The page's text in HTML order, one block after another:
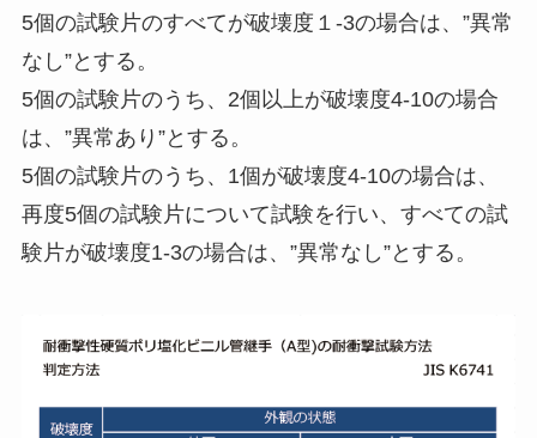
5個の試験片のすべてが破壊度１-3の場合は、”異常
なし”とする。
5個の試験片のうち、2個以上が破壊度4-10の場合
は、”異常あり”とする。
5個の試験片のうち、1個が破壊度4-10の場合は、
再度5個の試験片について試験を行い、すべての試
験片が破壊度1-3の場合は、”異常なし”とする。